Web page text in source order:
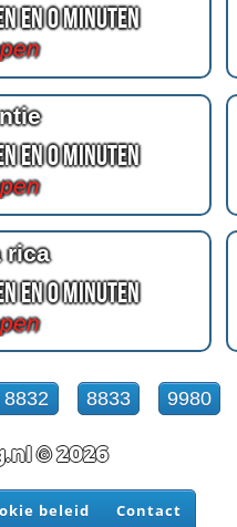
en 0 Minuten
en 0 Minuten
rica
en 0 Minuten
8832 8833 9980
© 2026
beleid Contact